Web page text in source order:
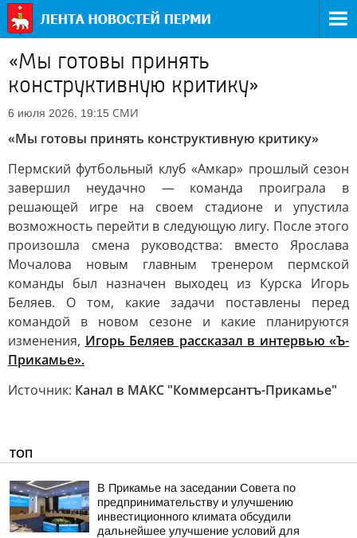
«Мы готовы принять
конструктивную критику»
6 июля 2026, 19:15 СМИ
«Мы готовы принять конструктивную критику»
Пермский футбольный клуб «Амкар» прошлый сезон
завершил неудачно — команда проиграла в
решающей игре на своем стадионе и упустила
возможность перейти в следующую лигу. После этого
произошла смена руководства: вместо Ярослава
Мочалова новым главным тренером пермской
команды был назначен выходец из Курска Игорь
Беляев. О том, какие задачи поставлены перед
командой в новом сезоне и какие планируются
изменения, Игорь Беляев рассказал в интервью «Ъ-
Прикамье».
Источник: Канал в МАКС "Коммерсантъ-Прикамье"
ТОП
В Прикамье на заседании Совета по
предпринимательству и улучшению
инвестиционного климата обсудили
дальнейшее улучшение условий для